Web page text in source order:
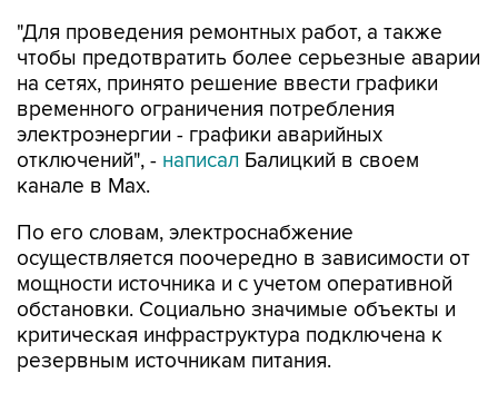
"Для проведения ремонтных работ, а также
чтобы предотвратить более серьезные аварии
на сетях, принято решение ввести графики
временного ограничения потребления
электроэнергии - графики аварийных
отключений", - написал Балицкий в своем
канале в Max.
По его словам, электроснабжение
осуществляется поочередно в зависимости от
мощности источника и с учетом оперативной
обстановки. Социально значимые объекты и
критическая инфраструктура подключена к
резервным источникам питания.